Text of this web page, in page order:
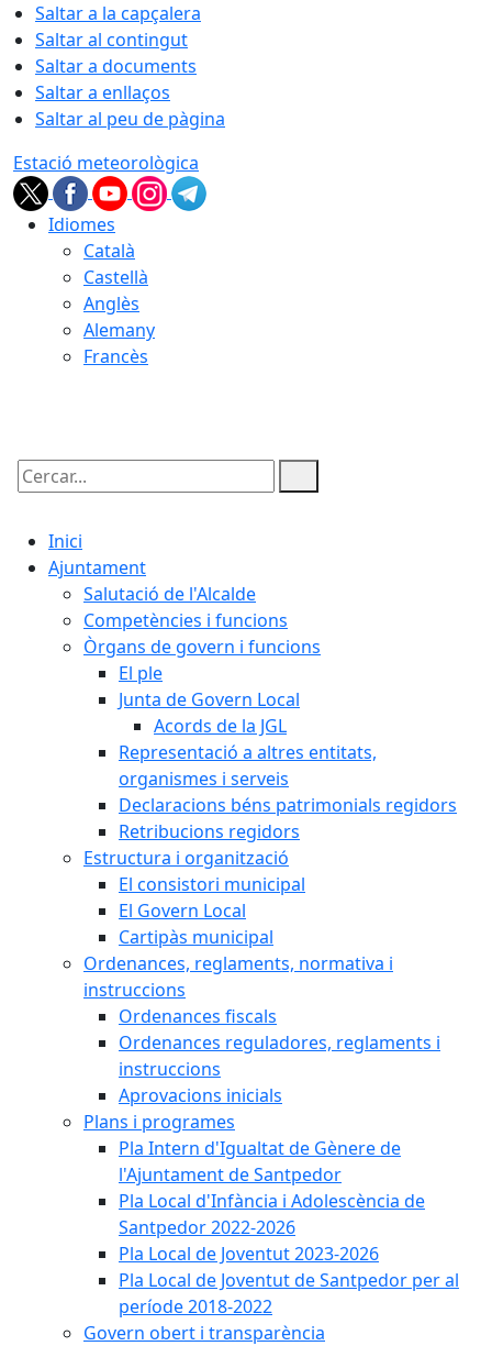
Saltar a la capçalera
Saltar al contingut
Saltar a documents
Saltar a enllaços
Saltar al peu de pàgina
Estació meteorològica
Idiomes
Català
Castellà
Anglès
Alemany
Francès
Cercar:
Inici
Ajuntament
Salutació de l'Alcalde
Competències i funcions
Òrgans de govern i funcions
El ple
Junta de Govern Local
Acords de la JGL
Representació a altres entitats,
organismes i serveis
Declaracions béns patrimonials regidors
Retribucions regidors
Estructura i organització
El consistori municipal
El Govern Local
Cartipàs municipal
Ordenances, reglaments, normativa i
instruccions
Ordenances fiscals
Ordenances reguladores, reglaments i
instruccions
Aprovacions inicials
Plans i programes
Pla Intern d'Igualtat de Gènere de
l'Ajuntament de Santpedor
Pla Local d'Infància i Adolescència de
Santpedor 2022-2026
Pla Local de Joventut 2023-2026
Pla Local de Joventut de Santpedor per al
període 2018-2022
Govern obert i transparència